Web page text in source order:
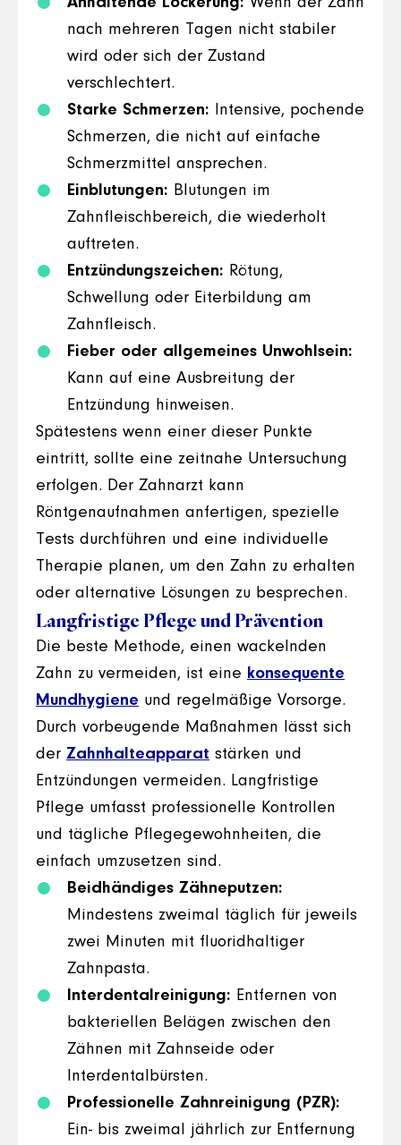
nach mehreren Tagen nicht stabiler
wird oder sich der Zustand
verschlechtert.
Starke Schmerzen: Intensive, pochende
Schmerzen, die nicht auf einfache
Schmerzmittel ansprechen.
Einblutungen: Blutungen im
Zahnfleischbereich, die wiederholt
auftreten.
Entzündungszeichen: Rötung,
Schwellung oder Eiterbildung am
Zahnfleisch.
Fieber oder allgemeines Unwohlsein:
Kann auf eine Ausbreitung der
Entzündung hinweisen.
Spätestens wenn einer dieser Punkte
eintritt, sollte eine zeitnahe Untersuchung
erfolgen. Der Zahnarzt kann
Röntgenaufnahmen anfertigen, spezielle
Tests durchführen und eine individuelle
Therapie planen, um den Zahn zu erhalten
oder alternative Lösungen zu besprechen.
Langfristige Pflege und Prävention
Die beste Methode, einen wackelnden
Zahn zu vermeiden, ist eine konsequente
Mundhygiene und regelmäßige Vorsorge.
Durch vorbeugende Maßnahmen lässt sich
der Zahnhalteapparat stärken und
Entzündungen vermeiden. Langfristige
Pflege umfasst professionelle Kontrollen
und tägliche Pflegegewohnheiten, die
einfach umzusetzen sind.
Beidhändiges Zähneputzen:
Mindestens zweimal täglich für jeweils
zwei Minuten mit fluoridhaltiger
Zahnpasta.
Interdentalreinigung: Entfernen von
bakteriellen Belägen zwischen den
Zähnen mit Zahnseide oder
Interdentalbürsten.
Professionelle Zahnreinigung (PZR):
Ein- bis zweimal jährlich zur Entfernung